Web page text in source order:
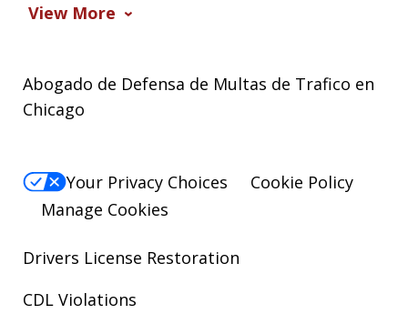
View More
Abogado de Defensa de Multas de Trafico en
Chicago
Your Privacy Choices
Cookie Policy
Manage Cookies
Drivers License Restoration
CDL Violations